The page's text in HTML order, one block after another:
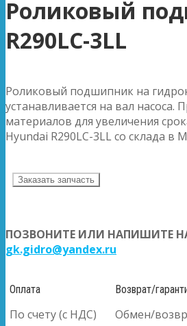
Роликовый
R290LC-3LL
Роликовый подшипник на
устанавливается на вал насоса.
материалов для увеличения
Hyundai R290LC-3LL со склада в
Заказать запчасть
ПОЗВОНИТЕ ИЛИ НАПИШИТЕ
gk.gidro@yandex.ru
Оплата
По счету (с НДС)
Возврат/
Обмен/